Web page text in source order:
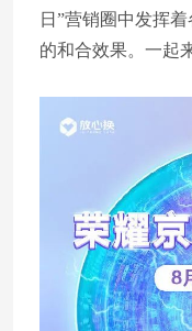
日”营销圈中发挥
的和合效果。一起